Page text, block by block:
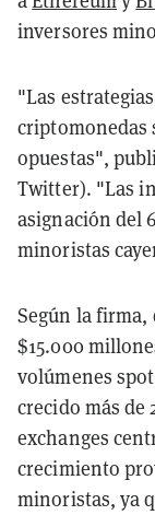
inversores
"Las
criptomonedas
opuestas",
Twitter). "Las
asignación del
minoristas
Según la firma,
$15.000
volúmenes
crecido más de
exchanges
crecimiento
minoristas, ya